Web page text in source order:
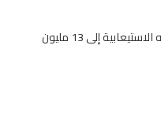
– توسعة ميناء الملك عبدالله لرفع طاقته الاستيعابية إلى 13 مليون